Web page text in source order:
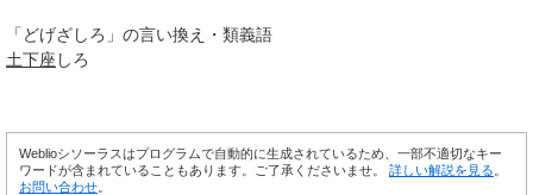
「 どげざしろ 」の言い換え・類義語
土下座 しろ
Weblioシソーラスはプログラムで自動的に生成されているため、一部不適切なキー
ワードが含まれていることもあります。ご了承くださいませ。 詳しい解説を見る
お問い合わせ